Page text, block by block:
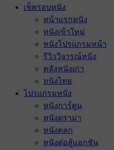
เช็ครอบหนัง
หน้าแรกหนัง
หนังเข้าใหม่
หนังโปรแกรมหน้า
รีวิววิจารณ์หนัง
คลังหนังเก่า
หนังไทย
โปรแกรมหนัง
หนังการ์ตูน
หนังดราม่า
หนังตลก
หนังต่อสู้แอกชัน